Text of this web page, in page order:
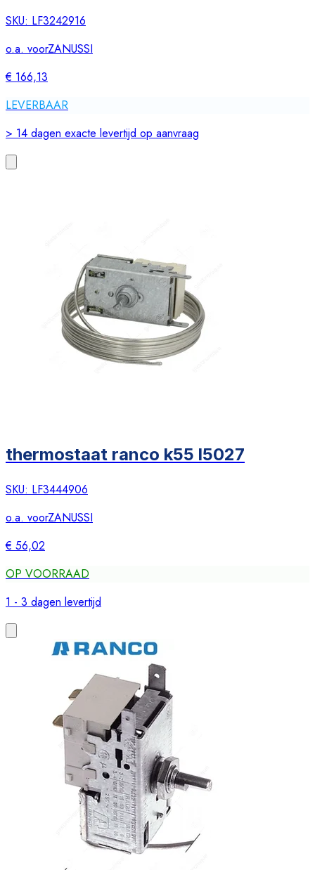
SKU: LF3242916
o.a. voorZANUSSI
€ 166,13
LEVERBAAR
> 14 dagen exacte levertijd op aanvraag
thermostaat ranco k55 l5027
SKU: LF3444906
o.a. voorZANUSSI
€ 56,02
OP VOORRAAD
1 - 3 dagen levertijd